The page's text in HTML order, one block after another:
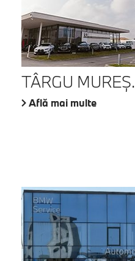
TÂRGU MUREŞ.
Află mai multe